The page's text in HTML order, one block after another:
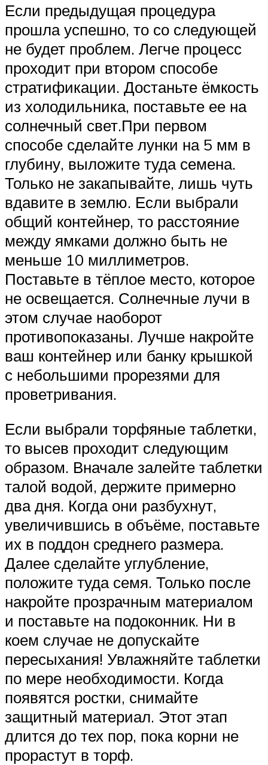
Если предыдущая процедура
прошла успешно, то со следующей
не будет проблем. Легче процесс
проходит при втором способе
стратификации. Достаньте ёмкость
из холодильника, поставьте ее на
солнечный свет.При первом
способе сделайте лунки на 5 мм в
глубину, выложите туда семена.
Только не закапывайте, лишь чуть
вдавите в землю. Если выбрали
общий контейнер, то расстояние
между ямками должно быть не
меньше 10 миллиметров.
Поставьте в тёплое место, которое
не освещается. Солнечные лучи в
этом случае наоборот
противопоказаны. Лучше накройте
ваш контейнер или банку крышкой
с небольшими прорезями для
проветривания.
Если выбрали торфяные таблетки,
то высев проходит следующим
образом. Вначале залейте таблетки
талой водой, держите примерно
два дня. Когда они разбухнут,
увеличившись в объёме, поставьте
их в поддон среднего размера.
Далее сделайте углубление,
положите туда семя. Только после
накройте прозрачным материалом
и поставьте на подоконник. Ни в
коем случае не допускайте
пересыхания! Увлажняйте таблетки
по мере необходимости. Когда
появятся ростки, снимайте
защитный материал. Этот этап
длится до тех пор, пока корни не
прорастут в торф.